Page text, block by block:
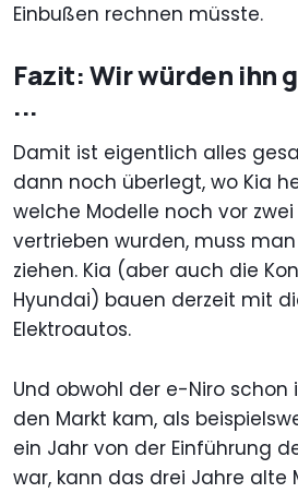
Einbußen rechnen müsste.
Fazit: Wir würden ihn
...
Damit ist eigentlich alles
dann noch überlegt, wo Kia
welche Modelle noch vor
vertrieben wurden, muss
ziehen. Kia (aber auch die
Hyundai) bauen derzeit mit
Elektroautos.
Und obwohl der e-Niro schon
den Markt kam, als
ein Jahr von der Einführung
war, kann das drei Jahre alte